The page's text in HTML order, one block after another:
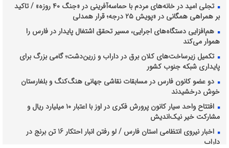
تجلی امید در خانه‌های مردم با حماسه‌آفرینی در «جنگ ۴۰ روزه» / تاکید
بر همراهی همگانی در «پویش ۲۵ درجه؛ قرار همدلی
هم‌افزایی دستگاه‌های اجرایی، مسیر تحقق اشتغال پایدار در فارس را
هموار می‌کند
تکمیل زیرساخت‌های کلان برق در داراب و زرین‌دشت؛ گامی بزرگ برای
پایداری شبکه جنوب کشور
دو عضو کانون فارس در مسابقات نقاشی جهانی هنگ‌کنگ و بلغارستان
خوش درخشیدند
افتتاح واحد سیار کانون پرورش فکری در اوز با اعتبار ۱۰ میلیارد ریال و
مشارکت خیر نیک‌اندیش
اخبار نیروی انتظامی استان فارس / لو رفتن انبار احتکار 16 تن برنج در
داراب